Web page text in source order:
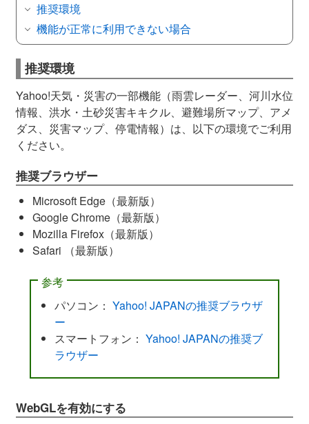
推奨環境
機能が正常に利用できない場合
推奨環境
Yahoo!天気・災害の一部機能（雨雲レーダー、河川水位
情報、洪水・土砂災害キキクル、避難場所マップ、アメ
ダス、災害マップ、停電情報）は、以下の環境でご利用
ください。
推奨ブラウザー
Microsoft Edge（最新版）
Google Chrome（最新版）
Mozilla Firefox（最新版）
Safari （最新版）
参考
パソコン：Yahoo! JAPANの推奨ブラウザ
ー
スマートフォン：Yahoo! JAPANの推奨ブ
ラウザー
WebGLを有効にする